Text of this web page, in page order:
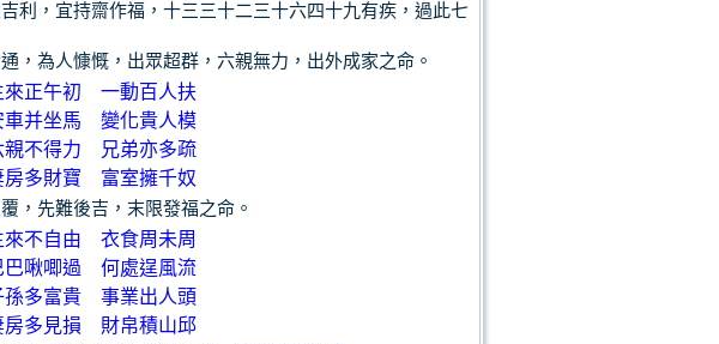
，宜持齋作福，十三三十二三十六四十九有疾，過此七
，為人慷慨，出眾超群，六親無力，出外成家之命。
來正午初 一動百人扶
車并坐馬 變化貴人模
親不得力 兄弟亦多疏
房多財寶 富室擁千奴
，先難後吉，末限發福之命。
來不自由 衣食周未周
巴啾唧過 何處逞風流
孫多富貴 事業出人頭
房多見損 財帛積山邱